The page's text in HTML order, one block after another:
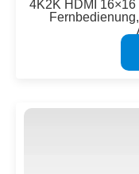
4K2K HDMI